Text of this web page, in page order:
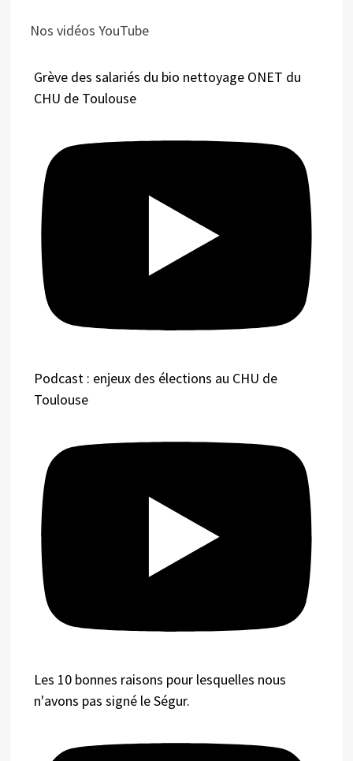
Nos vidéos YouTube
Grève des salariés du bio nettoyage ONET du
CHU de Toulouse
Podcast : enjeux des élections au CHU de
Toulouse
Les 10 bonnes raisons pour lesquelles nous
n'avons pas signé le Ségur.